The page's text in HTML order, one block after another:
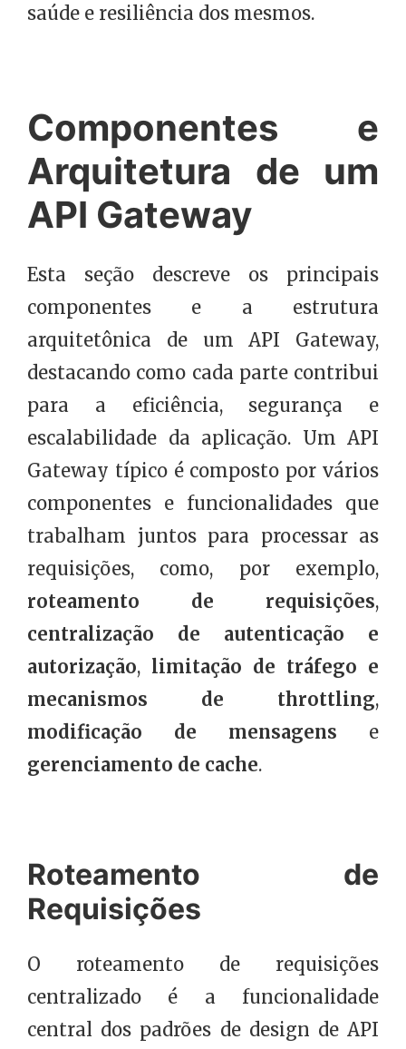
saúde e resiliência dos mesmos.
Componentes e
Arquitetura de um
API Gateway
Esta seção descreve os principais
componentes e a estrutura
arquitetônica de um API Gateway,
destacando como cada parte contribui
para a eficiência, segurança e
escalabilidade da aplicação. Um API
Gateway típico é composto por vários
componentes e funcionalidades que
trabalham juntos para processar as
requisições, como, por exemplo,
roteamento de requisições,
centralização de autenticação e
autorização, limitação de tráfego e
mecanismos de throttling,
modificação de mensagens e
gerenciamento de cache.
Roteamento de
Requisições
O roteamento de requisições
centralizado é a funcionalidade
central dos padrões de design de API